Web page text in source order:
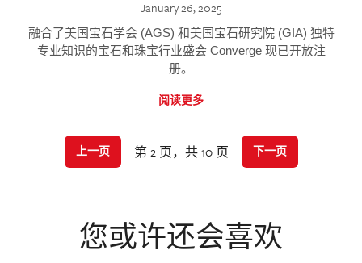
January 26, 2025
融合了美国宝石学会 (AGS) 和美国宝石研究院 (GIA) 独特
专业知识的宝石和珠宝行业盛会 Converge 现已开放注
册。
阅读更多
上一页 第 2 页，共 10 页 下一页
您或许还会喜欢